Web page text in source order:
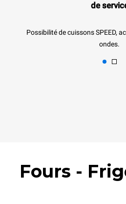
de
Possibilité de cuissons SPEED,
ondes.
Fours -